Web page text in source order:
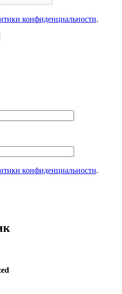
конфиденциальности.
конфиденциальности.